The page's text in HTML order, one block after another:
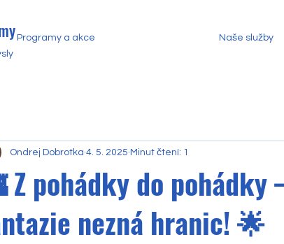
Programy a akce Naše služby
Z pohádky do pohádky
nezná hranic! 🌟
Ondrej Dobrotka 4. 5. 2025 Minut čtení: 1